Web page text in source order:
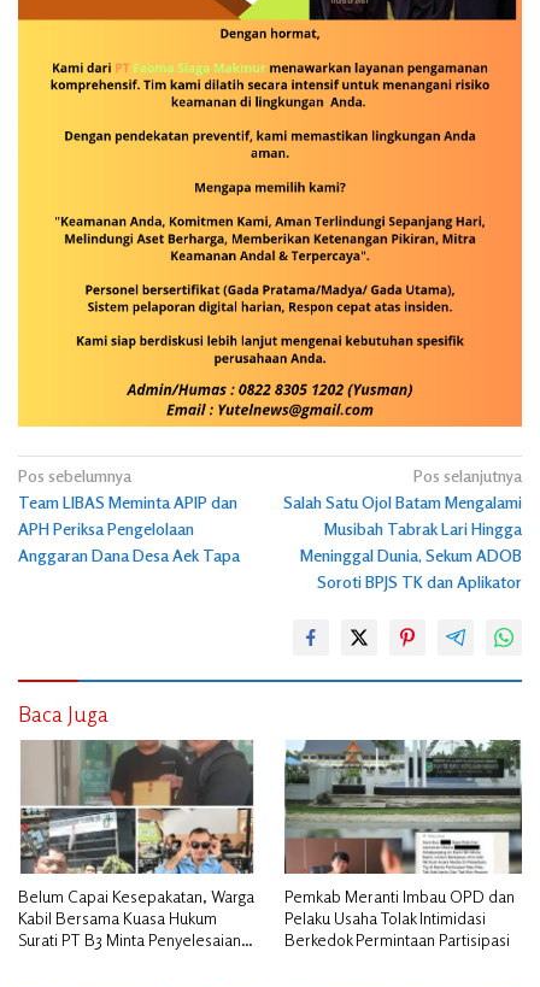
Navigasi
pos
Pos sebelumnya
Team LIBAS Meminta APIP dan
APH Periksa Pengelolaan
Anggaran Dana Desa Aek Tapa
Pos selanjutnya
Salah Satu Ojol Batam Mengalami
Musibah Tabrak Lari Hingga
Meninggal Dunia, Sekum ADOB
Soroti BPJS TK dan Aplikator
Baca Juga
Belum Capai Kesepakatan, Warga
Kabil Bersama Kuasa Hukum
Surati PT B3 Minta Penyelesaian
Pemkab Meranti Imbau OPD dan
Pelaku Usaha Tolak Intimidasi
Berkedok Permintaan Partisipasi